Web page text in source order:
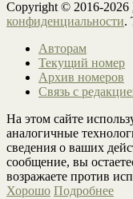
Copyright © 2016-2026
конфиденциальности.
Авторам
Текущий номер
Архив номеров
Связь с
На этом сайте
аналогичные
сведения о ваших
сообщение, вы
возражаете против
Хорошо Подробнее